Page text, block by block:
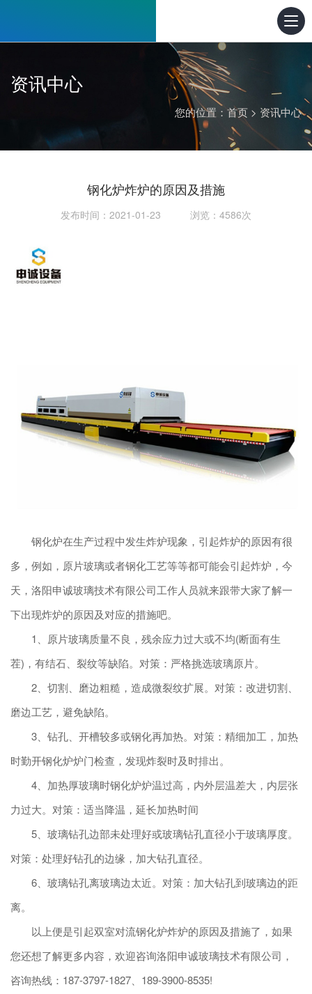
资讯中心
您的位置： 首页 > 资讯中心
钢化炉炸炉的原因及措施
发布时间：2021-01-23 浏览：4586次
钢化炉在生产过程中发生炸炉现象，引起炸炉的原因有很
多，例如，原片玻璃或者钢化工艺等等都可能会引起炸炉，今
天，洛阳申诚玻璃技术有限公司工作人员就来跟带大家了解一
下出现炸炉的原因及对应的措施吧。
1、原片玻璃质量不良，残余应力过大或不均(断面有生
茬)，有结石、裂纹等缺陷。对策：严格挑选玻璃原片。
2、切割、磨边粗糙，造成微裂纹扩展。对策：改进切割、
磨边工艺，避免缺陷。
3、钻孔、开槽较多或钢化再加热。对策：精细加工，加热
时勤开钢化炉炉门检查，发现炸裂时及时排出。
4、加热厚玻璃时钢化炉炉温过高，内外层温差大，内层张
力过大。对策：适当降温，延长加热时间
5、玻璃钻孔边部未处理好或玻璃钻孔直径小于玻璃厚度。
对策：处理好钻孔的边缘，加大钻孔直径。
6、玻璃钻孔离玻璃边太近。对策：加大钻孔到玻璃边的距
离。
以上便是引起双室对流钢化炉炸炉的原因及措施了，如果
您还想了解更多内容，欢迎咨询洛阳申诚玻璃技术有限公司，
咨询热线：187-3797-1827、189-3900-8535!